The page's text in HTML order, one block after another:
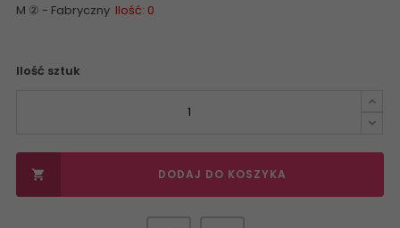
M ② - Fabryczny Ilość: 0
Ilość sztuk
 DODAJ DO KOSZYKA